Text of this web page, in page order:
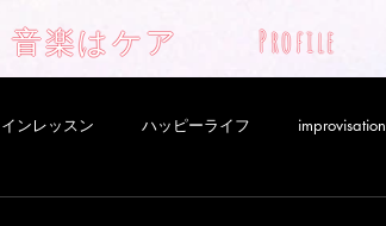
音楽はケア Profile
ンレッスン ハッピーライフ improvisation